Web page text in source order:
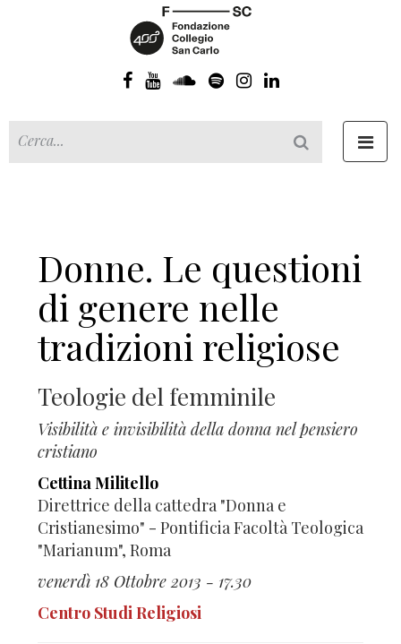
Donne. Le questioni
di genere nelle
tradizioni religiose
Teologie del femminile
Visibilità e invisibilità della donna nel pensiero
cristiano
Cettina Militello
Direttrice della cattedra "Donna e
Cristianesimo" - Pontificia Facoltà Teologica
"Marianum", Roma
venerdì 18 Ottobre 2013 - 17.30
Centro Studi Religiosi